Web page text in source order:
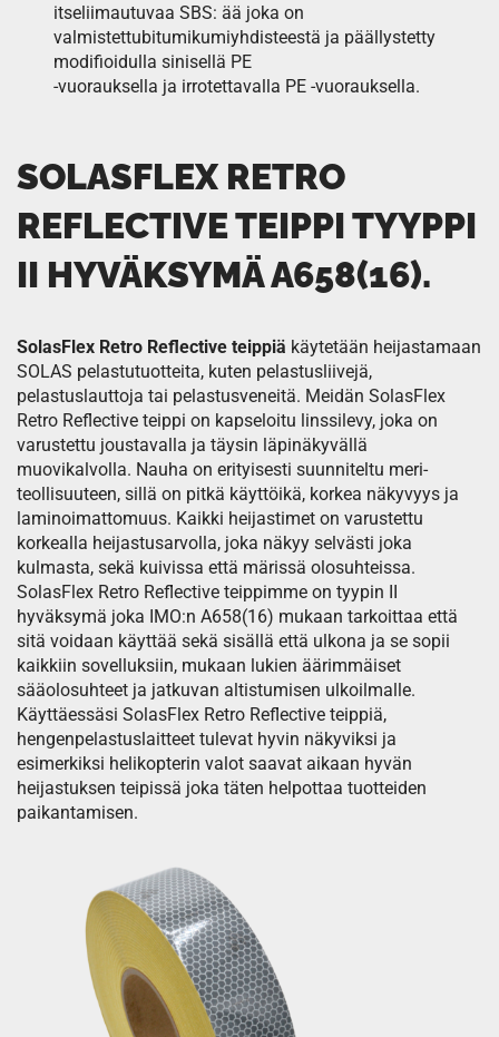
itseliimautuvaa SBS: ää joka on
valmistettubitumikumiyhdisteestä ja päällystetty
modifioidulla sinisellä PE
-vuorauksella ja irrotettavalla PE -vuorauksella.
SOLASFLEX RETRO
REFLECTIVE TEIPPI TYYPPI
II HYVÄKSYMÄ A658(16).
SolasFlex Retro Reflective teippiä käytetään heijastamaan
SOLAS pelastutuotteita, kuten pelastusliivejä,
pelastuslauttoja tai pelastusveneitä. Meidän SolasFlex
Retro Reflective teippi on kapseloitu linssilevy, joka on
varustettu joustavalla ja täysin läpinäkyvällä
muovikalvolla. Nauha on erityisesti suunniteltu meri-
teollisuuteen, sillä on pitkä käyttöikä, korkea näkyvyys ja
laminoimattomuus. Kaikki heijastimet on varustettu
korkealla heijastusarvolla, joka näkyy selvästi joka
kulmasta, sekä kuivissa että märissä olosuhteissa.
SolasFlex Retro Reflective teippimme on tyypin II
hyväksymä joka IMO:n A658(16) mukaan tarkoittaa että
sitä voidaan käyttää sekä sisällä että ulkona ja se sopii
kaikkiin sovelluksiin, mukaan lukien äärimmäiset
sääolosuhteet ja jatkuvan altistumisen ulkoilmalle.
Käyttäessäsi SolasFlex Retro Reflective teippiä,
hengenpelastuslaitteet tulevat hyvin näkyviksi ja
esimerkiksi helikopterin valot saavat aikaan hyvän
heijastuksen teipissä joka täten helpottaa tuotteiden
paikantamisen.